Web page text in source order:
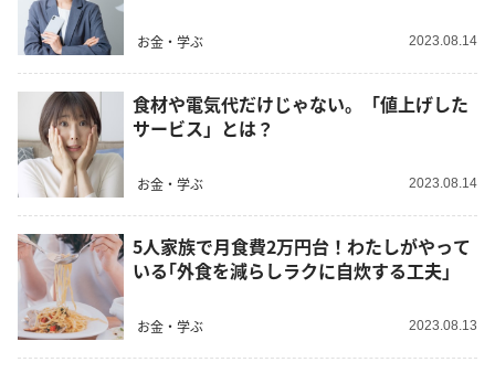
お金・学ぶ 2023.08.14
食材や電気代だけじゃない。「値上げした
サービス」とは？
お金・学ぶ 2023.08.14
5人家族で月食費2万円台！わたしがやって
いる｢外食を減らしラクに自炊する工夫｣
お金・学ぶ 2023.08.13